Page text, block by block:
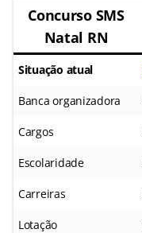
Concurso SMS
Natal RN
Situação atual
Banca organizadora
Cargos
Escolaridade
Carreiras
Lotação